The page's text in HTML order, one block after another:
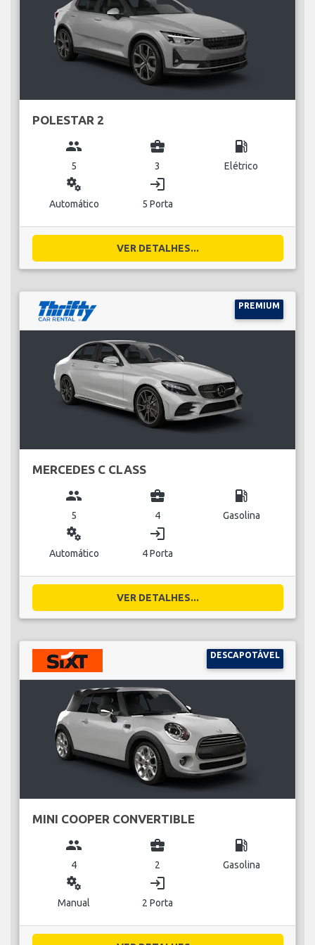
POLESTAR 2
group
5
business_center
3
local_gas_station
Elétrico
miscellaneous_services
Automático
login
5 Porta
VER DETALHES...
PREMIUM
MERCEDES C CLASS
group
5
business_center
4
local_gas_station
Gasolina
miscellaneous_services
Automático
login
4 Porta
VER DETALHES...
DESCAPOTÁVEL
MINI COOPER CONVERTIBLE
group
4
business_center
2
local_gas_station
Gasolina
miscellaneous_services
Manual
login
2 Porta